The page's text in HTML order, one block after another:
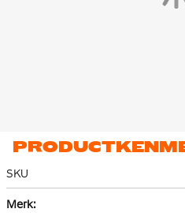
comfortabel tijdens het trainen.
SKU
informatie